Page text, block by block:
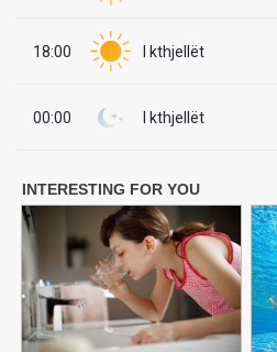
18:00 I kthjellët
00:00 I kthjellët